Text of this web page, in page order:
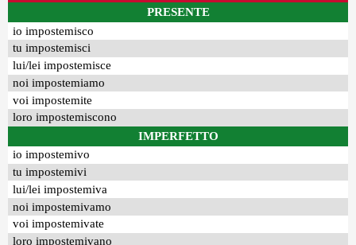
PRESENTE
io impostemisco
tu impostemisci
lui/lei impostemisce
noi impostemiamo
voi impostemite
loro impostemiscono
IMPERFETTO
io impostemivo
tu impostemivi
lui/lei impostemiva
noi impostemivamo
voi impostemivate
loro impostemivano